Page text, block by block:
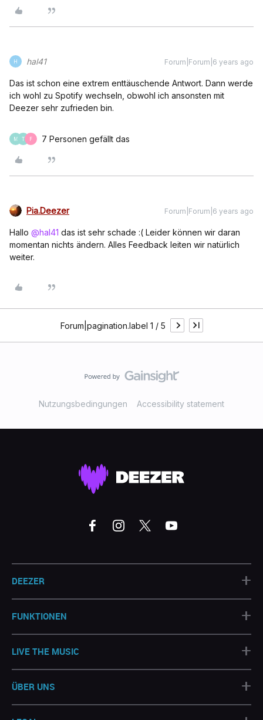
H hal41 Forum|Forum|6 years ago
Das ist schon eine extrem enttäuschende Antwort. Dann werde
ich wohl zu Spotify wechseln, obwohl ich ansonsten mit
Deezer sehr zufrieden bin.
M T F 7 Personen gefällt das
Pia.Deezer Forum|Forum|6 years ago
Hallo @hal41 das ist sehr schade :( Leider können wir daran
momentan nichts ändern. Alles Feedback leiten wir natürlich
weiter.
Forum|pagination.label 1 / 5
Nutzungsbedingungen Accessibility statement
DEEZER +
FUNKTIONEN +
LIVE THE MUSIC +
ÜBER UNS +